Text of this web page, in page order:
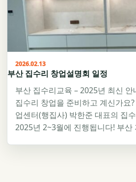
2026.02.13
부산 집수리 창업설명회 일정
부산 집수리교육 – 2025년 최신
집수리 창업을 준비하고 계신가요
업센터(행집사) 박한준 대표의 집
2025년 2~3월에 진행됩니다! 부